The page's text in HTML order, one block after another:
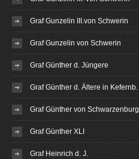
Graf Gunzelin III.von Schwerin
Graf Gunzelin von Schwerin
Graf Günther d. Jüngere
Graf Günther d. Ältere in Kefernb.
Graf Günther von Schwarzenburg
Graf Günther XLI
Graf Heinrich d. J.